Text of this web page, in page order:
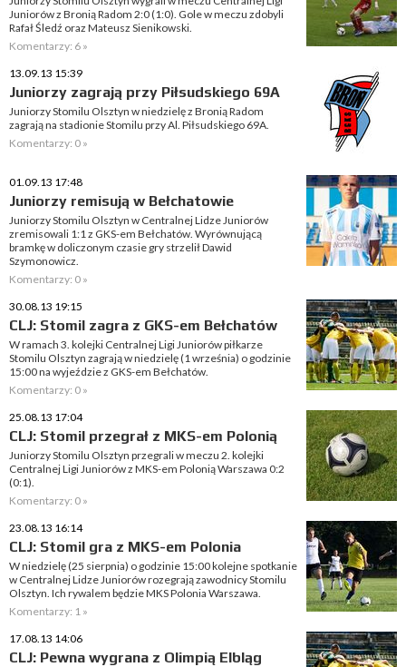
Juniorów z Bronią Radom 2:0 (1:0). Gole w meczu zdobyli
Rafał Śledź oraz Mateusz Sienikowski.
Komentarzy: 6 »
13.09.13 15:39
Juniorzy zagrają przy Piłsudskiego 69A
Juniorzy Stomilu Olsztyn w niedzielę z Bronią Radom
zagrają na stadionie Stomilu przy Al. Piłsudskiego 69A.
Komentarzy: 0 »
01.09.13 17:48
Juniorzy remisują w Bełchatowie
Juniorzy Stomilu Olsztyn w Centralnej Lidze Juniorów
zremisowali 1:1 z GKS-em Bełchatów. Wyrównującą
bramkę w doliczonym czasie gry strzelił Dawid
Szymonowicz.
Komentarzy: 0 »
30.08.13 19:15
CLJ: Stomil zagra z GKS-em Bełchatów
W ramach 3. kolejki Centralnej Ligi Juniorów piłkarze
Stomilu Olsztyn zagrają w niedzielę (1 września) o godzinie
15:00 na wyjeździe z GKS-em Bełchatów.
Komentarzy: 0 »
25.08.13 17:04
CLJ: Stomil przegrał z MKS-em Polonią
Juniorzy Stomilu Olsztyn przegrali w meczu 2. kolejki
Centralnej Ligi Juniorów z MKS-em Polonią Warszawa 0:2
(0:1).
Komentarzy: 0 »
23.08.13 16:14
CLJ: Stomil gra z MKS-em Polonia
W niedzielę (25 sierpnia) o godzinie 15:00 kolejne spotkanie
w Centralnej Lidze Juniorów rozegrają zawodnicy Stomilu
Olsztyn. Ich rywalem będzie MKS Polonia Warszawa.
Komentarzy: 1 »
17.08.13 14:06
CLJ: Pewna wygrana z Olimpią Elbląg